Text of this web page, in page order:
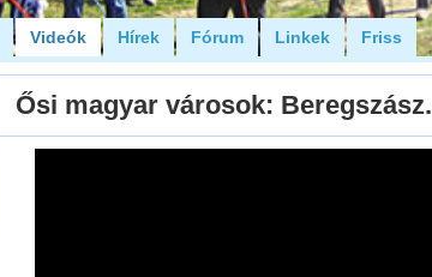
Videók Hírek Fórum Linkek Friss
Ősi magyar városok: Beregszász.